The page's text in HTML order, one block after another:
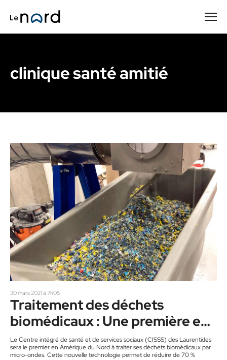
clinique santé amitié
30 mars 2021 à 7h05
Traitement des déchets
biomédicaux : Une première en
Amérique du Nord
Le Centre intégré de santé et de services sociaux (CISSS) des Laurentides
sera le premier en Amérique du Nord à traiter ses déchets biomédicaux par
micro-ondes. Cette nouvelle technologie permet de réduire de 70 %